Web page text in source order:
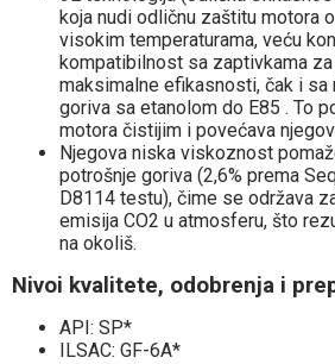
koja nudi odličnu zaštitu motora
visokim temperaturama, veću
kompatibilnost sa zaptivkama
maksimalne efikasnosti, čak i
goriva sa etanolom do E85 . To
motora čistijim i povećava
Njegova niska viskoznost
potrošnje goriva (2,6% prema
D8114 testu), čime se održava
emisija CO2 u atmosferu, što
na okoliš.
Nivoi kvalitete, odobrenja i
API: SP*
ILSAC: GF-6A*